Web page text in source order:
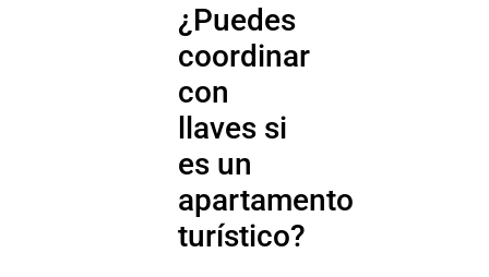
¿Puedes
coordinar
con
llaves si
es un
apartamento
turístico?